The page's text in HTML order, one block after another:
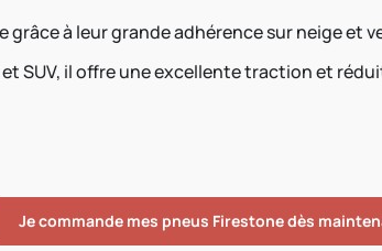
à leur grande adhérence sur neige et
SUV, il offre une excellente traction et
Je commande mes pneus Firestone dès